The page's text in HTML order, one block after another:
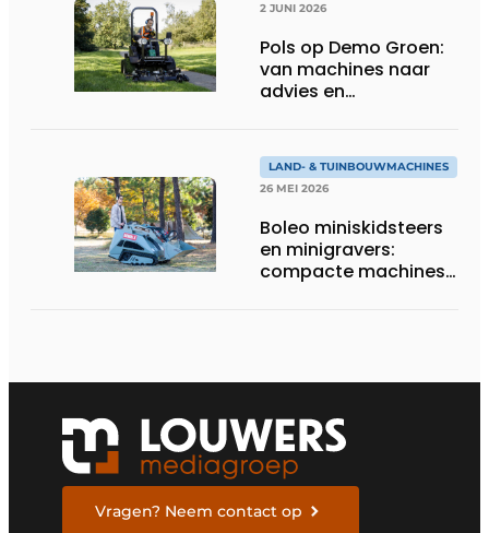
2 JUNI 2026
Pols op Demo Groen:
van machines naar
advies en
LAND- & TUINBOUWMACHINES
26 MEI 2026
Boleo miniskidsteers
en minigravers:
compacte machines
Vragen? Neem contact op